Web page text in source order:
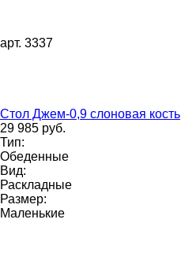
арт. 3337
Стол Джем-0,9 слоновая кость
29 985 руб.
Тип:
Обеденные
Вид:
Раскладные
Размер:
Маленькие